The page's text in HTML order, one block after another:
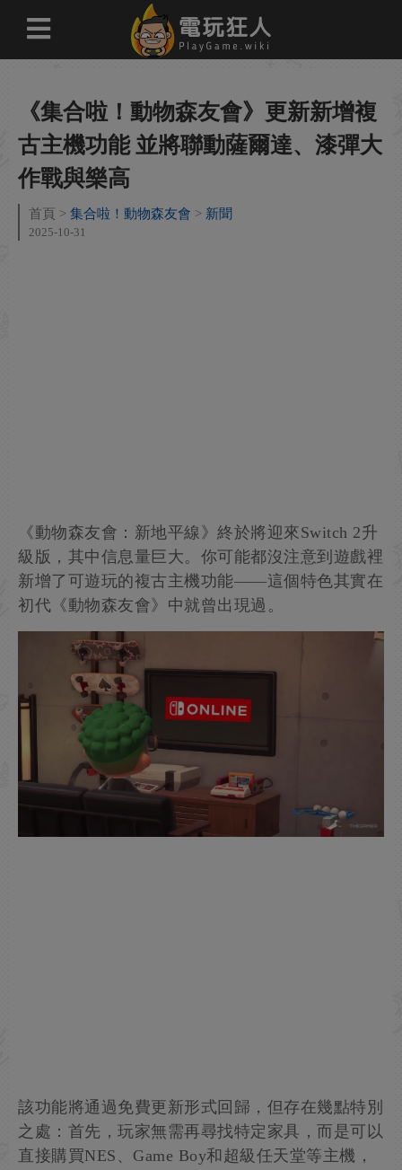
《集合啦！動物森友會》更新新增複
古主機功能 並將聯動薩爾達、漆彈大
作戰與樂高
首頁 集合啦！動物森友會 新聞
2025-10-31
《動物森友會：新地平線》終於將迎來Switch 2升
級版，其中信息量巨大。你可能都沒注意到遊戲裡
新增了可遊玩的複古主機功能——這個特色其實在
初代《動物森友會》中就曾出現過。
該功能將通過免費更新形式回歸，但存在幾點特別
之處：首先，玩家無需再尋找特定家具，而是可以
直接購買NES、Game Boy和超級任天堂等主機，